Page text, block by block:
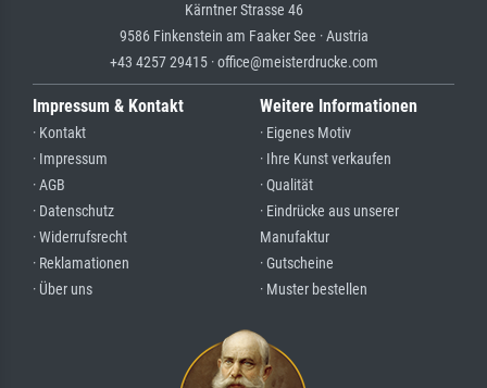
Kärntner Strasse 46
9586 Finkenstein am Faaker See · Austria
+43 4257 29415 · office@meisterdrucke.com
Impressum & Kontakt
· Kontakt
· Impressum
· AGB
· Datenschutz
· Widerrufsrecht
· Reklamationen
· Über uns
Weitere Informationen
· Eigenes Motiv
· Ihre Kunst verkaufen
· Qualität
· Eindrücke aus unserer
Manufaktur
· Gutscheine
· Muster bestellen